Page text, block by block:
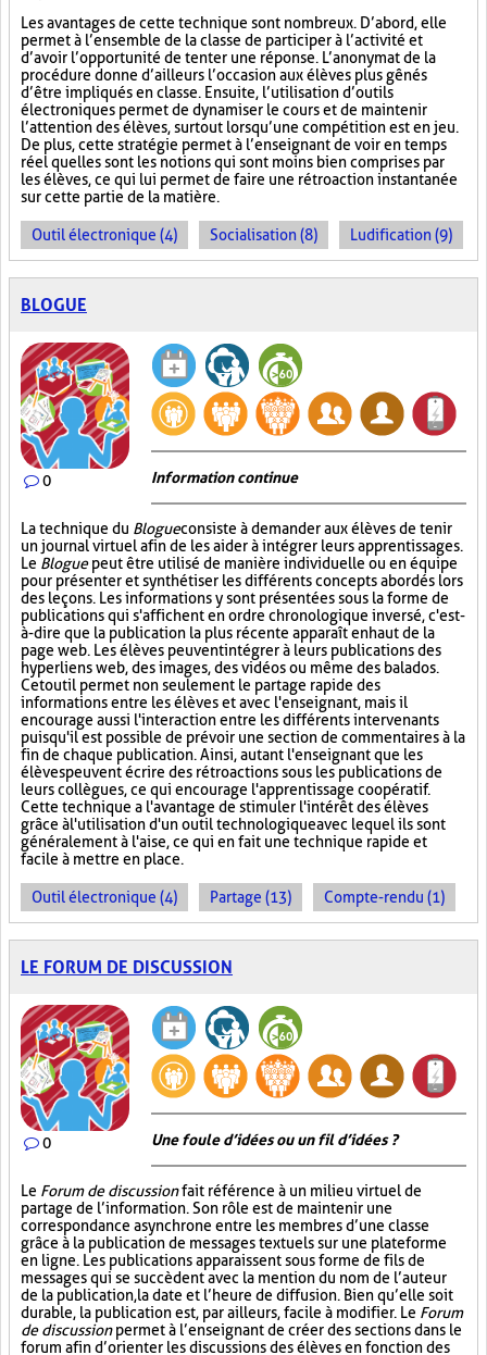
Les avantages de cette technique sont nombreux. D’abord, elle
permet à l’ensemble de la classe de participer à l’activité et
d’avoir l’opportunité de tenter une réponse. L’anonymat de la
procédure donne d’ailleurs l’occasion aux élèves plus gênés
d’être impliqués en classe. Ensuite, l’utilisation d’outils
électroniques permet de dynamiser le cours et de maintenir
l’attention des élèves, surtout lorsqu’une compétition est en jeu.
De plus, cette stratégie permet à l’enseignant de voir en temps
réel quelles sont les notions qui sont moins bien comprises par
les élèves, ce qui lui permet de faire une rétroaction instantanée
sur cette partie de la matière.
Outil électronique (4) Socialisation (8) Ludification (9)
BLOGUE
0 Information continue
La technique du Blogueconsiste à demander aux élèves de tenir
un journal virtuel afin de les aider à intégrer leurs apprentissages.
Le Bloguepeut être utilisé de manière individuelle ou en équipe
pour présenter et synthétiser les différents concepts abordés lors
des leçons. Les informations y sont présentées sous la forme de
publications qui s'affichent en ordre chronologique inversé, c'est-
à-dire que la publication la plus récente apparaît en haut de la
page web. Les élèves peuvent intégrer à leurs publications des
hyperliens web, des images, des vidéos ou même des balados.
Cet outil permet non seulement le partage rapide des
informations entre les élèves et avec l'enseignant, mais il
encourage aussi l'interaction entre les différents intervenants
puisqu'il est possible de prévoir une section de commentaires à la
fin de chaque publication. Ainsi, autant l'enseignant que les
élèves peuvent écrire des rétroactions sous les publications de
leurs collègues, ce qui encourage l'apprentissage coopératif.
Cette technique a l'avantage de stimuler l'intérêt des élèves
grâce à l'utilisation d'un outil technologique avec lequel ils sont
généralement à l'aise, ce qui en fait une technique rapide et
facile à mettre en place.
Outil électronique (4) Partage (13) Compte-rendu (1)
LE FORUM DE DISCUSSION
0 Une foule d’idées ou un fil d’idées ?
Le Forum de discussionfait référence à un milieu virtuel de
partage de l’information. Son rôle est de maintenir une
correspondance asynchrone entre les membres d’une classe
grâce à la publication de messages textuels sur une plateforme
en ligne. Les publications apparaissent sous forme de fils de
messages qui se succèdent avec la mention du nom de l’auteur
de la publication, la date et l’heure de diffusion. Bien qu’elle soit
durable, la publication est, par ailleurs, facile à modifier. Le Forum
de discussionpermet à l’enseignant de créer des sections dans le
forum afin d’orienter les discussions des élèves en fonction des